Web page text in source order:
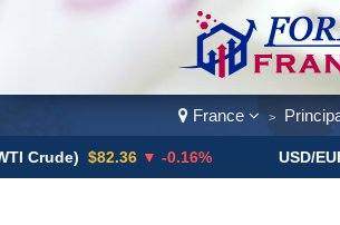
France >
$82.36 ▼ -0.16% USD/EUR